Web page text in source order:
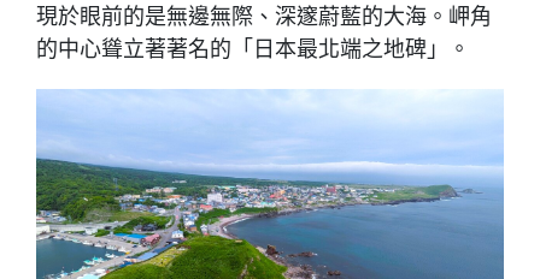
現於眼前的是無邊無際、深邃蔚藍的大海。岬角
的中心聳立著著名的「日本最北端之地碑」。